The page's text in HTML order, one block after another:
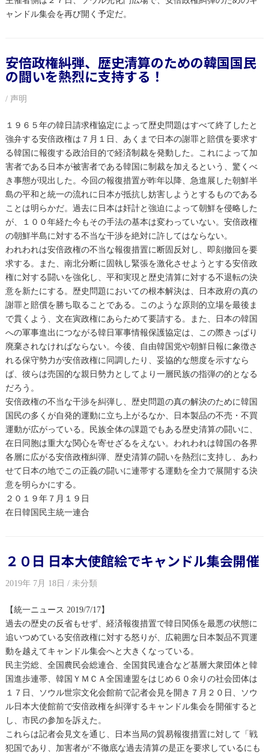
ャンドル集会を再び開く予定だ。
安倍政権糾弾、歴史清算のための韓国国民
の闘いを熱烈に支持する！
/ 声明
１９６５年の韓日請求権協定によって歴史問題はすべて終了したと
強弁する安倍政権は７月１日、あくまで日本の謝罪と賠償を要求す
る韓国に報復する政治目的で経済制裁を発動した。これによって加
害者である日本が被害者である韓国に制裁を加えるという、驚くべ
き事態が現出した。今回の報復措置が昨年以降、急進展した朝鮮半
島の平和と統一の流れに日本が抵抗し妨害しようとするものである
ことは明らかだ。過去に日本は奸計と強迫によって朝鮮を侵略した
が、１００年経た今もその手法の基本は変わっていない。安倍政権
の朝鮮半島に対する不当な干渉を絶対に許してはならない。
われわれは安倍政権の不当な報復措置に断固反対し、即刻撤回を要
求する。また、南北分断に固執し緊張を激化させようとする安倍政
権に対する闘いを強化し、平和実現と歴史清算に対する不退転の決
意を新たにする。歴史問題においての根本解決は、日本政府の真の
謝罪と賠償を勝ち取ることである。このような原則的立場を最後ま
で貫くよう、文在寅政権にあらためて要請する。また、日本の韓国
への軍事進出につながる韓日軍事情報保護協定は、この際きっぱり
廃棄されなければならない。今後、自由韓国党や朝鮮日報に象徴さ
れる保守勢力が安倍政権に同調したり、妥協的な態度を示すなら
ば、彼らは売国的な親日勢力としてより一層民族の指弾の的となる
だろう。
安倍政権の不当な干渉を糾弾し、歴史問題の真の解決のために韓国
国民の多くが自発的運動に立ち上がるなか、日本製品の不売・不買
運動が広がっている。民族全体の課題でもある歴史清算の闘いに、
在日同胞は重大な関心を寄せざるをえない。われわれは韓国の各界
各層に広がる安倍政権糾弾、歴史清算の闘いを熱烈に支持し、あわ
せて日本の地でこの正義の闘いに連帯する運動を全力で展開する決
意を明らかにする。
２０１９年７月１９日
在日韓国民主統一連合
２０日 日本大使館絵でキャンドル集会開催
2019年 7月 18日 / 未分類
【統一ニュース 2019/7/17】
過去の歴史の反省もせず、経済報復措置で韓日関係を最悪の状態に
追いつめている安倍政権に対する怒りが、広範囲な日本製品不買運
動を越えてキャンドル集会へと大きくなっている。
民主労総、全国農民会総連合、全国貧民連合など基層大衆団体と韓
国進歩連帯、韓国ＹＭＣＡ全国連盟をはじめ６０余りの社会団体は
１７日、ソウル世宗文化会館前で記者会見を開き７月２０日、ソウ
ル日本大使館前で安倍政権を糾弾するキャンドル集会を開催すると
し、市民の参加を訴えた。
これらは記者会見文を通じ、日本当局の貿易報復措置に対して「戦
犯国であり、加害者が’不徹底な過去清算の是正を要求しているにも